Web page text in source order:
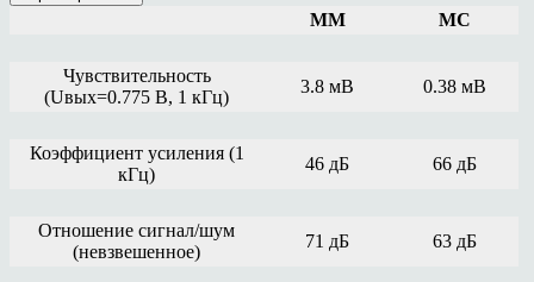
MM MC
Чувствительность
(Uвых=0.775 В, 1 кГц)
3.8 мВ 0.38 мВ
Коэффициент усиления (1
кГц)
46 дБ 66 дБ
Отношение сигнал/шум
(невзвешенное)
71 дБ 63 дБ